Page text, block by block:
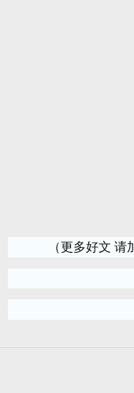
（更多好文